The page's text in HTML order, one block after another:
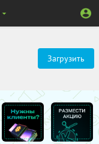
Загрузить